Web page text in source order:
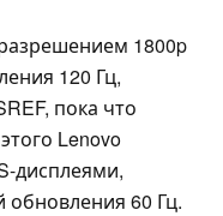
1800p
120 Гц,
пока что
Lenovo
дисплеями,
60 Гц.